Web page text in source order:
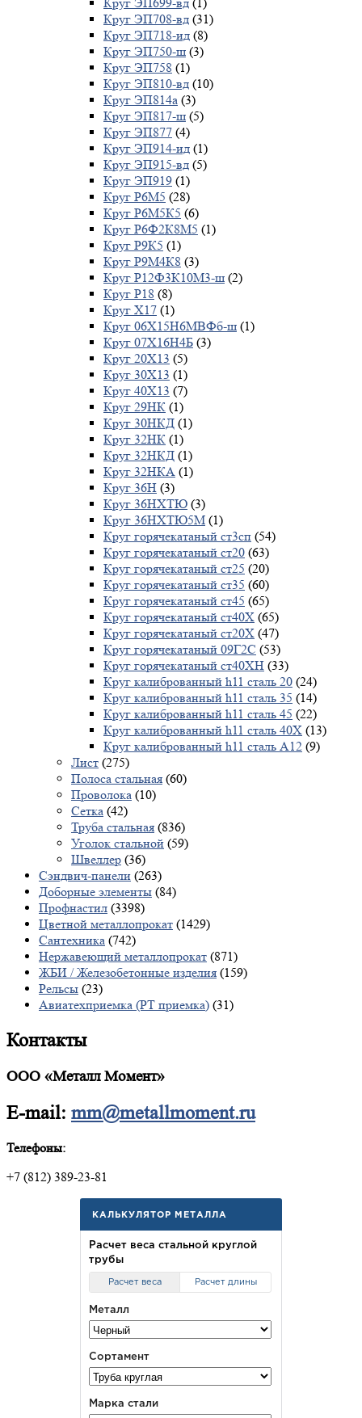
Круг ЭП708-вд (31)
Круг ЭП718-ид (8)
Круг ЭП750-ш (3)
Круг ЭП758 (1)
Круг ЭП810-вд (10)
Круг ЭП814а (3)
Круг ЭП817-ш (5)
Круг ЭП877 (4)
Круг ЭП914-ид (1)
Круг ЭП915-вд (5)
Круг ЭП919 (1)
Круг Р6М5 (28)
Круг Р6М5К5 (6)
Круг Р6Ф2К8М5 (1)
Круг Р9К5 (1)
Круг Р9М4К8 (3)
Круг Р12Ф3К10М3-ш (2)
Круг Р18 (8)
Круг Х17 (1)
Круг 06Х15Н6МВФб-ш (1)
Круг 07Х16Н4Б (3)
Круг 20Х13 (5)
Круг 30Х13 (1)
Круг 40Х13 (7)
Круг 29НК (1)
Круг 30НКД (1)
Круг 32НК (1)
Круг 32НКД (1)
Круг 32НКА (1)
Круг 36Н (3)
Круг 36НХТЮ (3)
Круг 36НХТЮ5М (1)
Круг горячекатаный ст3сп (54)
Круг горячекатаный ст20 (63)
Круг горячекатаный ст25 (20)
Круг горячекатаный ст35 (60)
Круг горячекатаный ст45 (65)
Круг горячекатаный ст40Х (65)
Круг горячекатаный ст20Х (47)
Круг горячекатаный 09Г2С (53)
Круг горячекатаный ст40ХН (33)
Круг калиброванный h11 сталь 20 (24)
Круг калиброванный h11 сталь 35 (14)
Круг калиброванный h11 сталь 45 (22)
Круг калиброванный h11 сталь 40X (13)
Круг калиброванный h11 сталь А12 (9)
Лист (275)
Полоса стальная (60)
Проволока (10)
Сетка (42)
Труба стальная (836)
Уголок стальной (59)
Швеллер (36)
Сэндвич-панели (263)
Доборные элементы (84)
Профнастил (3398)
Цветной металлопрокат (1429)
Сантехника (742)
Нержавеющий металлопрокат (871)
ЖБИ / Железобетонные изделия (159)
Рельсы (23)
Авиатехприемка (РТ приемка) (31)
Контакты
ООО «Металл Момент»
E-mail: mm@metallmoment.ru
Телефоны:
+7 (812) 389-23-81